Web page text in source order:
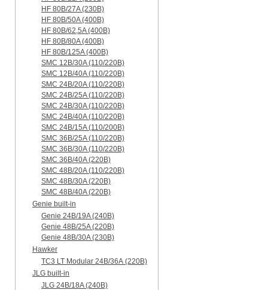
HF 80B/27A (230B)
HF 80B/50A (400B)
HF 80B/62,5A (400B)
HF 80B/80A (400B)
HF 80B/125A (400B)
SMC 12B/30A (110/220B)
SMC 12B/40A (110/220B)
SMC 24B/20A (110/220B)
SMC 24B/25A (110/220B)
SMC 24B/30A (110/220B)
SMC 24B/40A (110/220B)
SMC 24B/15A (110/200B)
SMC 36B/25A (110/220B)
SMC 36B/30A (110/220B)
SMC 36B/40A (220B)
SMC 48B/20A (110/220B)
SMC 48B/30A (220B)
SMC 48B/40A (220B)
Genie built-in
Genie 24B/19A (240B)
Genie 48B/25A (220B)
Genie 48B/30A (230B)
Hawker
TC3 LT Modular 24В/36А (220B)
JLG built-in
JLG 24B/18A (240B)